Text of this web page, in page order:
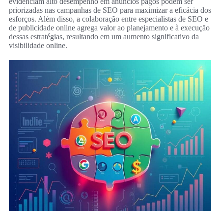
priorizadas nas campanhas de SEO para maximizar a eficácia dos
esforços. Além disso, a colaboração entre especialistas de SEO e
de publicidade online agrega valor ao planejamento e à execução
dessas estratégias, resultando em um aumento significativo da
visibilidade online.